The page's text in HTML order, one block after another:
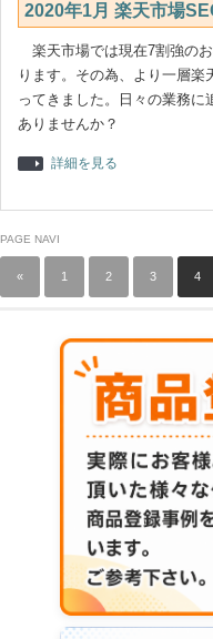
2020年1月 楽天市場
楽天市場では現在7割強の
ります。その為、より一層
ってきました。日々の業務に
ありませんか？
詳細を見る
PAGE NAVI
« 1 2 3 4